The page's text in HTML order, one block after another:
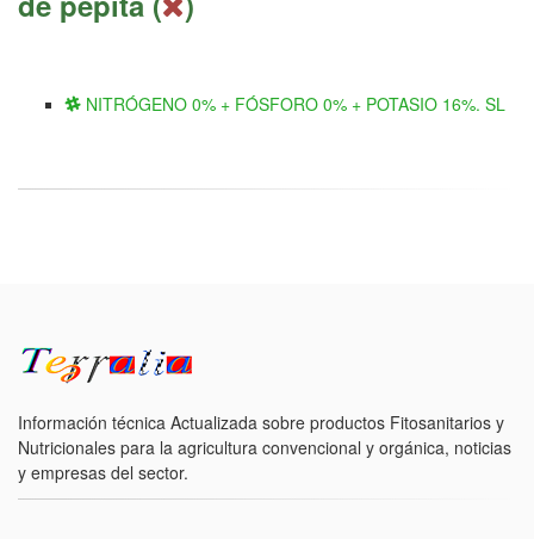
NITRÓGENO 0% + FÓSFORO 0% + POTASIO 16%. SL
Información técnica Actualizada sobre productos Fitosanitarios y
Nutricionales para la agricultura convencional y orgánica, noticias
y empresas del sector.